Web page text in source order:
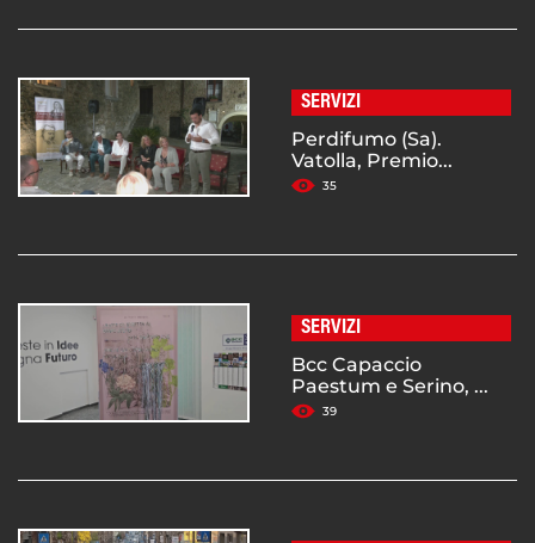
SERVIZI
Perdifumo (Sa).
Vatolla, Premio...
35
SERVIZI
Bcc Capaccio
Paestum e Serino, ...
39